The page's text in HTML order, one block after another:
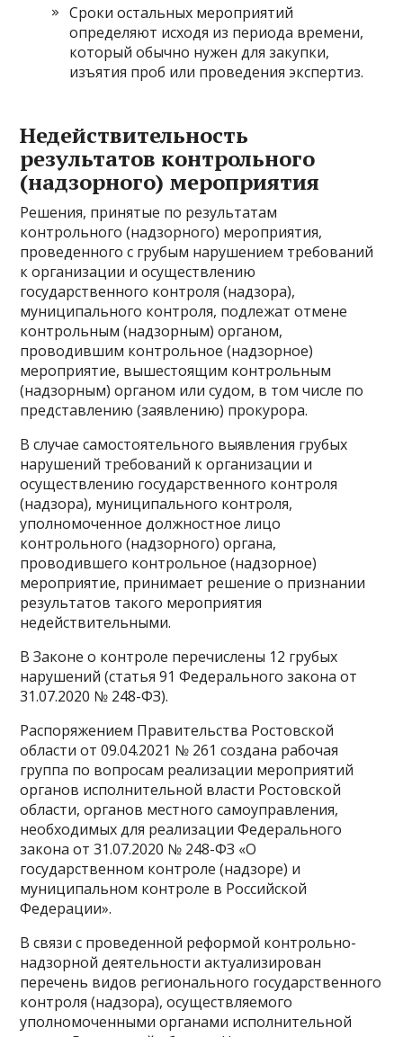
Сроки остальных мероприятий
определяют исходя из периода времени,
который обычно нужен для закупки,
изъятия проб или проведения экспертиз.
Недействительность
результатов контрольного
(надзорного) мероприятия​
Решения, принятые по результатам
контрольного (надзорного) мероприятия,
проведенного с грубым нарушением требований
к организации и осуществлению
государственного контроля (надзора),
муниципального контроля, подлежат отмене
контрольным (надзорным) органом,
проводившим контрольное (надзорное)
мероприятие, вышестоящим контрольным
(надзорным) органом или судом, в том числе по
представлению (заявлению) прокурора.
В случае самостоятельного выявления грубых
нарушений требований к организации и
осуществлению государственного контроля
(надзора), муниципального контроля,
уполномоченное должностное лицо
контрольного (надзорного) органа,
проводившего контрольное (надзорное)
мероприятие, принимает решение о признании
результатов такого мероприятия
недействительными.
В Законе о контроле перечислены 12 грубых
нарушений (статья 91 Федерального закона от
31.07.2020 № 248-ФЗ).
Распоряжением Правительства Ростовской
области от 09.04.2021 № 261 создана рабочая
группа по вопросам реализации мероприятий
органов исполнительной власти Ростовской
области, органов местного самоуправления,
необходимых для реализации Федерального
закона от 31.07.2020 № 248-ФЗ «О
государственном контроле (надзоре) и
муниципальном контроле в Российской
Федерации».
В связи с проведенной реформой контрольно-
надзорной деятельности актуализирован
перечень видов регионального государственного
контроля (надзора), осуществляемого
уполномоченными органами исполнительной